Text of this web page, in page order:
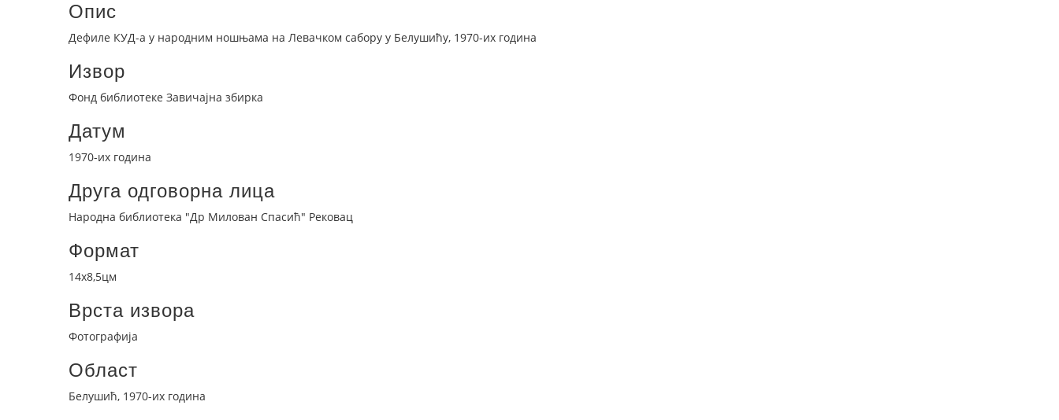
Опис
Дефиле КУД-а у народним ношњама на Левачком сабору у Белушићу, 1970-их година
Извор
Фонд библиотеке Завичајна збирка
Датум
1970-их година
Друга одговорна лица
Народна библиотека "Др Милован Спасић" Рековац
Формат
14x8,5цм
Врста извора
Фотографија
Област
Белушић, 1970-их година